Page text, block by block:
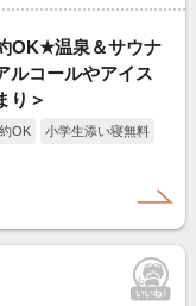
OK★温泉＆サウナ
ルコールやアイス
り＞
OK
小学生添い寝無料